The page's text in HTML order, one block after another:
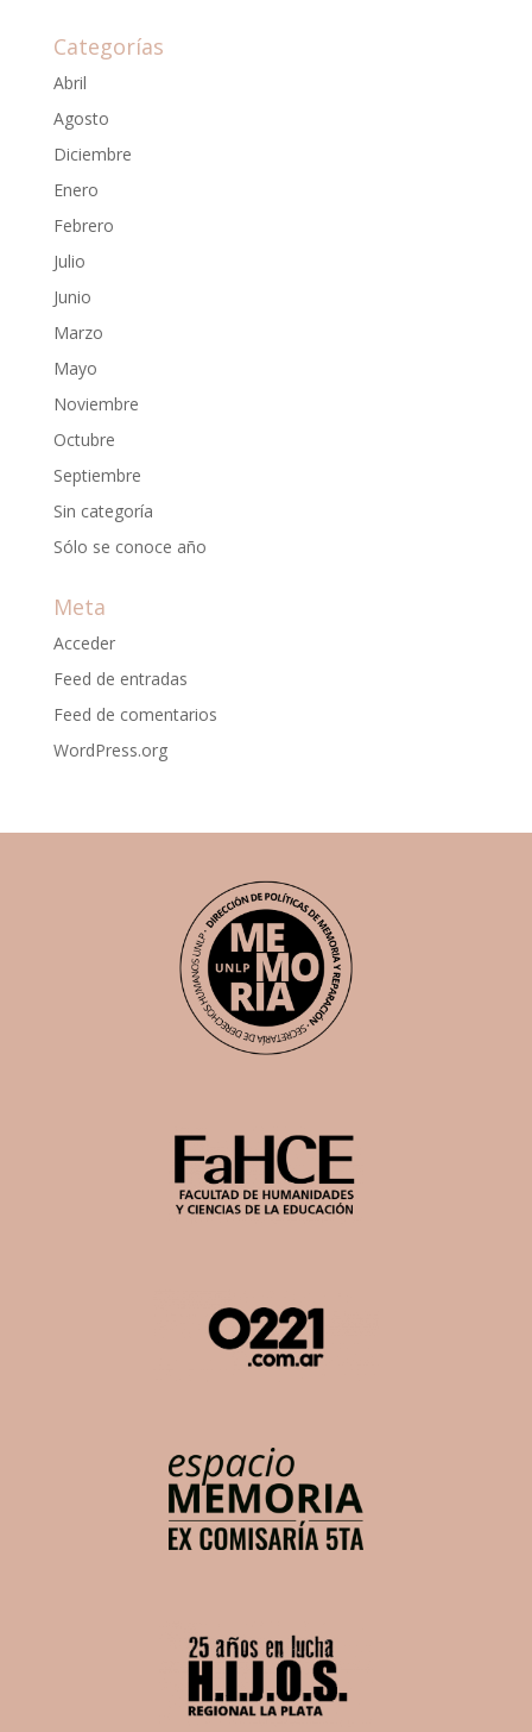
Categorías
Abril
Agosto
Diciembre
Enero
Febrero
Julio
Junio
Marzo
Mayo
Noviembre
Octubre
Septiembre
Sin categoría
Sólo se conoce año
Meta
Acceder
Feed de entradas
Feed de comentarios
WordPress.org